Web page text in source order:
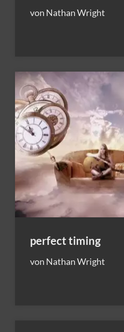
von Nathan Wright
perfect timing
von Nathan Wright